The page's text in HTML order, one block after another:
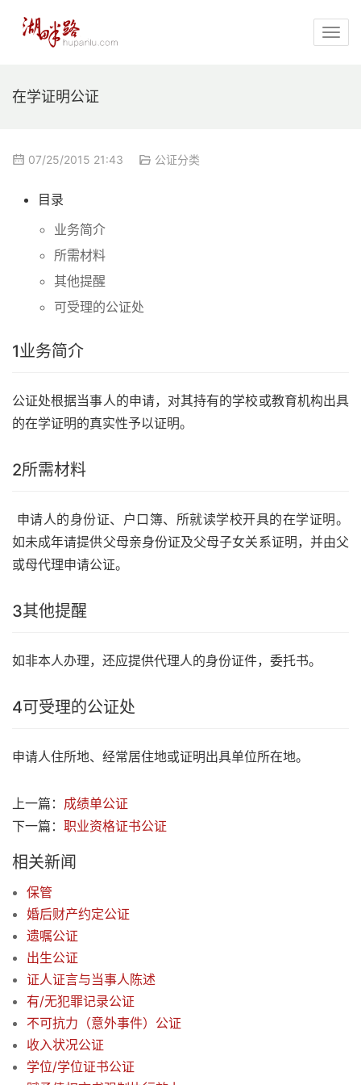
在学证明公证
07/25/2015 21:43 公证分类
目录
业务简介
所需材料
其他提醒
可受理的公证处
1业务简介
公证处根据当事人的申请，对其持有的学校或教育机构出具
的在学证明的真实性予以证明。
2所需材料
申请人的身份证、户口簿、所就读学校开具的在学证明。
如未成年请提供父母亲身份证及父母子女关系证明，并由父
或母代理申请公证。
3其他提醒
如非本人办理，还应提供代理人的身份证件，委托书。
4可受理的公证处
申请人住所地、经常居住地或证明出具单位所在地。
上一篇： 成绩单公证
下一篇： 职业资格证书公证
相关新闻
保管
婚后财产约定公证
遗嘱公证
出生公证
证人证言与当事人陈述
有/无犯罪记录公证
不可抗力（意外事件）公证
收入状况公证
学位/学位证书公证